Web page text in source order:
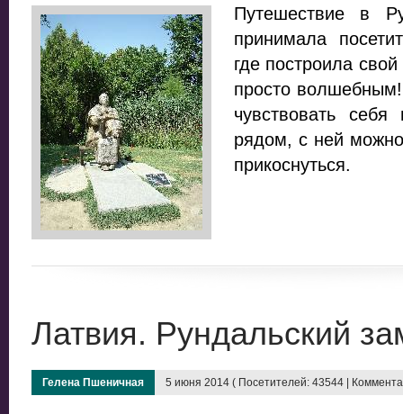
Путешествие в
принимала
где построила
просто
чувствовать
рядом, с ней
прикоснуться.
Латвия. Рундальский
Гелена Пшеничная 5 июня 2014 ( Посетителей: 43544 |